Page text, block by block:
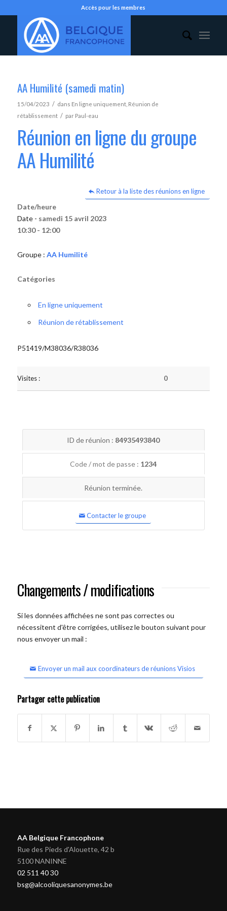
Accès pour les membres
AA Humilité (samedi matin)
15/04/2023 / dans En ligne uniquement, Réunion de
rétablissement / par Paul-eau
Réunion en ligne du groupe
AA Humilité
Retour à la liste des réunions en ligne
Date/heure
Date - samedi 15 avril 2023
10:30 - 12:00
Groupe : AA Humilité
Catégories
En ligne uniquement
Réunion de rétablissement
P51419/M38036/R38036
Visites : 0
ID de réunion : 84935493840
Code / mot de passe : 1234
Réunion terminée.
Contacter le groupe
Changements / modifications
Si les données affichées ne sont pas correctes ou
nécessitent d'être corrigées, utilisez le bouton suivant pour
nous envoyer un mail :
Envoyer un mail aux coordinateurs de réunions Visios
Partager cette publication
AA Belgique Francophone
Rue des Pieds d'Alouette, 42 b
5100 NANINNE
02 511 40 30
bsg@alcooliquesanonymes.be